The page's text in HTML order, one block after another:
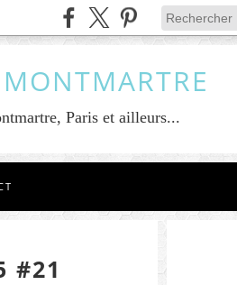
Paris et ailleurs...
#21